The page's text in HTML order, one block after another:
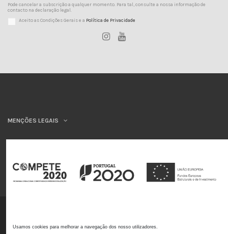
Pode cancelar a subscrição a qualquer momento. Para tal, consulte a nossa informação de
contacto na declaração legal.
Aceito as Condições Gerais e a Política de Privacidade
MENÇÕES LEGAIS
INSYS
Usamos cookies para melhorar a navegação dos nosso utilizadores.